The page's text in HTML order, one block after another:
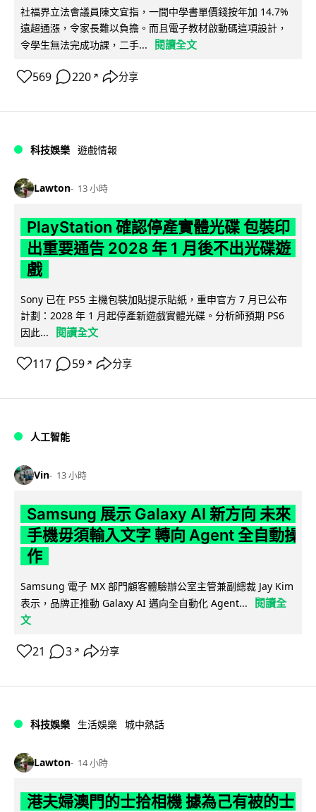
社福界立法會議員陳文宜指，一間中學書單價錢按年加 14.7%
遠超通漲，令家長難以負擔。而且電子教材啟動碼這項設計，
令學生無法完成功課，二手...
閱讀全文
569 220 ↗ 分享
科技娛樂 遊戲情報
Lawton 13 小時
PlayStation 確認停產實體光碟 包裝印
出重要通告 2028 年 1 月後不出光碟遊
戲
Sony 已在 PS5 主機包裝加貼提示貼紙，重申官方 7 月已公布
計劃：2028 年 1 月起停產新遊戲實體光碟。分析師預期 PS6
因此...
閱讀全文
117 59 ↗ 分享
人工智能
Vin 13 小時
Samsung 展示 Galaxy AI 新方向 未來
手機毋須輸入文字 轉向 Agent 全自動操
作
Samsung 電子 MX 部門顧客體驗辦公室主管兼副總裁 Jay Kim
表示，品牌正推動 Galaxy AI 邁向全自動化 Agent...
閱讀全
文
21 3 ↗ 分享
科技娛樂 生活娛樂 城中熱話
Lawton 14 小時
港夫婦澳門的士拾相機 據為己有被的士